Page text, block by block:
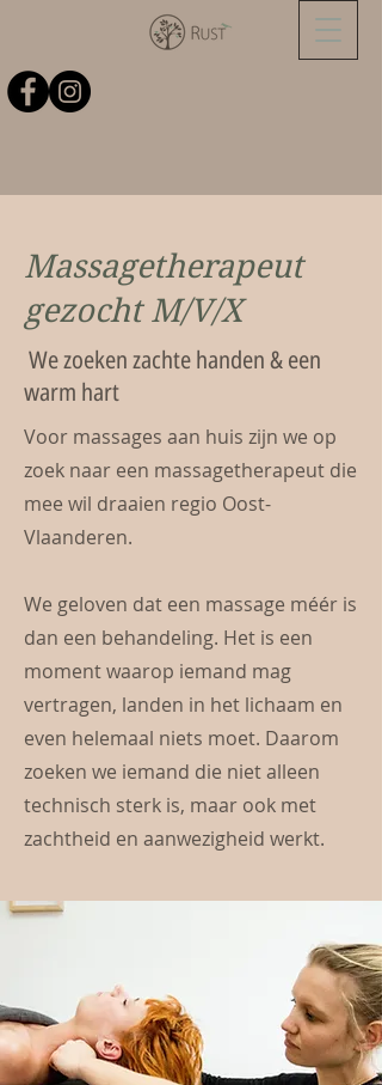
Massagetherapeut
gezocht M/V/X
We zoeken zachte handen & een
warm hart
Voor massages aan huis zijn we op
zoek naar een massagetherapeut die
mee wil draaien regio Oost-
Vlaanderen.
We geloven dat een massage méér is
dan een behandeling. Het is een
moment waarop iemand mag
vertragen, landen in het lichaam en
even helemaal niets moet. Daarom
zoeken we iemand die niet alleen
technisch sterk is, maar ook met
zachtheid en aanwezigheid werkt.